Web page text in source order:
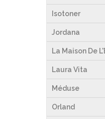
Isotoner
Jordana
La Maison De
Laura Vita
Méduse
Orland